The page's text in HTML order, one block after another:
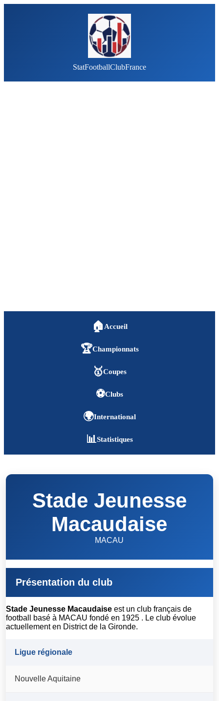
StatFootballClubFrance
🏠 Accueil
🏆Championnats
🥇Coupes
⚽Clubs
🌍International
📊Statistiques
Stade Jeunesse
Macaudaise
MACAU
Présentation du club
Stade Jeunesse Macaudaise est un club français de
football basé à MACAU fondé en 1925 . Le club évolue
actuellement en District de la Gironde.
Ligue régionale
Nouvelle Aquitaine